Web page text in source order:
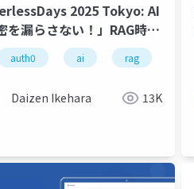
シャドーit クラウド
2025 Tokyo: AI
を漏らさない！」RAG時代
セス制御：ReBACで実現
タ保護
auth0 ai rag
Daizen Ikehara 13K